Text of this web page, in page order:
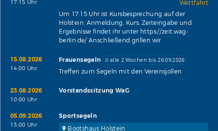
17:15 Uhr
Wettfahrt
Um 17:15 Uhr ist Kursbesprechung auf der
Holstein. Anmeldung, Kurs, Zeiteingabe und
Ergebnisse findet ihr unter https://zeit.wag-
berlin.de/ Anschließend grillen wir.
15.08.2026
14:00 Uhr
Frauensegeln alle 2 Wochen bis 26.09.2026
Treffen zum Segeln mit den Vereinsjollen
23.08.2026
10:00 Uhr
Vorstandssitzung WaG
05.09.2026
13:00 Uhr
Sportsegeln
Bootshaus Holstein